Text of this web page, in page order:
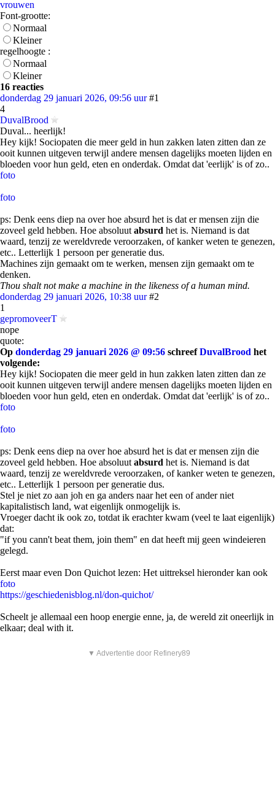
vrouwen
Font-grootte:
Normaal
Kleiner
regelhoogte :
Normaal
Kleiner
16 reacties
donderdag 29 januari 2026, 09:56 uur #1
4
DuvalBrood
Duval... heerlijk!
Hey kijk! Sociopaten die meer geld in hun zakken laten zitten dan ze
ooit kunnen uitgeven terwijl andere mensen dagelijks moeten lijden en
bloeden voor hun geld, eten en onderdak. Omdat dat 'eerlijk' is of zo..
foto
foto
ps: Denk eens diep na over hoe absurd het is dat er mensen zijn die
zoveel geld hebben. Hoe absoluut absurd het is. Niemand is dat
waard, tenzij ze wereldvrede veroorzaken, of kanker weten te genezen,
etc.. Letterlijk 1 persoon per generatie dus.
Machines zijn gemaakt om te werken, mensen zijn gemaakt om te
denken.
Thou shalt not make a machine in the likeness of a human mind.
donderdag 29 januari 2026, 10:38 uur #2
1
gepromoveerT
nope
quote:
Op donderdag 29 januari 2026 @ 09:56 schreefDuvalBrood het
volgende:
Hey kijk! Sociopaten die meer geld in hun zakken laten zitten dan ze
ooit kunnen uitgeven terwijl andere mensen dagelijks moeten lijden en
bloeden voor hun geld, eten en onderdak. Omdat dat 'eerlijk' is of zo..
foto
foto
ps: Denk eens diep na over hoe absurd het is dat er mensen zijn die
zoveel geld hebben. Hoe absoluut absurd het is. Niemand is dat
waard, tenzij ze wereldvrede veroorzaken, of kanker weten te genezen,
etc.. Letterlijk 1 persoon per generatie dus.
Stel je niet zo aan joh en ga anders naar het een of ander niet
kapitalistisch land, wat eigenlijk onmogelijk is.
Vroeger dacht ik ook zo, totdat ik erachter kwam (veel te laat eigenlijk)
dat:
"if you cann't beat them, join them" en dat heeft mij geen windeieren
gelegd.
Eerst maar even Don Quichot lezen: Het uittreksel hieronder kan ook
foto
https://geschiedenisblog.nl/don-quichot/
Scheelt je allemaal een hoop energie enne, ja, de wereld zit oneerlijk in
elkaar; deal with it.
▼ Advertentie door Refinery89